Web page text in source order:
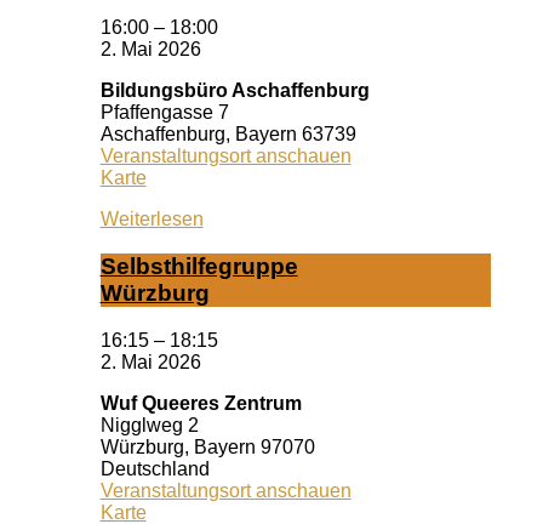
16:00 – 18:00
2. Mai 2026
Bildungsbüro Aschaffenburg
Pfaffengasse 7
Aschaffenburg, Bayern 63739
Veranstaltungsort anschauen
KarteBildungsbüro
Weiterlesen
Selbst­hil­fe­grup­pe
Würz­burg
16:15 – 18:15
2. Mai 2026
Wuf Queeres Zentrum
Nigglweg 2
Würzburg, Bayern 97070
Deutschland
Veranstaltungsort anschauen
KarteWuf